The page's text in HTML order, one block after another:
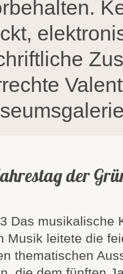
der
Das musikalische
Musik leitete die
thematischen